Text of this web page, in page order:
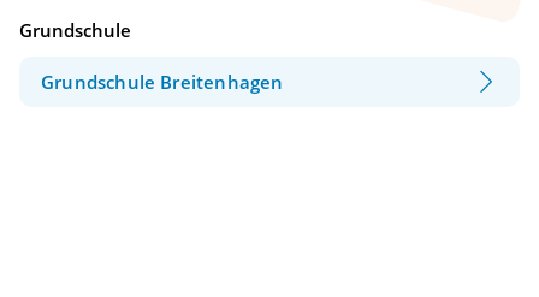
Grundschule
Grundschule Breitenhagen